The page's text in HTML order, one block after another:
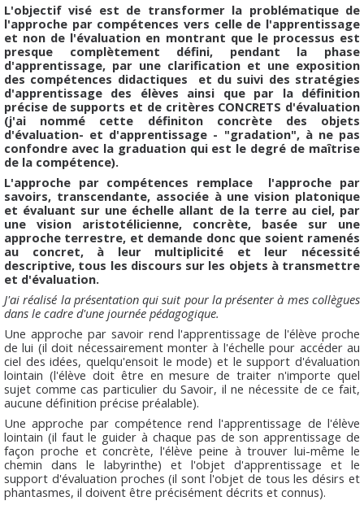
L'objectif visé est de transformer la problématique de
l'approche par compétences vers celle de l'apprentissage
et non de l'évaluation en montrant que le processus est
presque complètement défini, pendant la phase
d'apprentissage, par une clarification et une exposition
des compétences didactiques et du suivi des stratégies
d'apprentissage des élèves ainsi que par la définition
précise de supports et de critères CONCRETS d'évaluation
(j'ai nommé cette définiton concrète des objets
d'évaluation- et d'apprentissage - "gradation", à ne pas
confondre avec la graduation qui est le degré de maîtrise
de la compétence).
L'approche par compétences remplace l'approche par
savoirs, transcendante, associée à une vision platonique
et évaluant sur une échelle allant de la terre au ciel, par
une vision aristotélicienne, concrète, basée sur une
approche terrestre, et demande donc que soient ramenés
au concret, à leur multiplicité et leur nécessité
descriptive, tous les discours sur les objets à transmettre
et d'évaluation.
J'ai réalisé la présentation qui suit pour la présenter à mes collègues
dans le cadre d'une journée pédagogique.
Une approche par savoir rend l'apprentissage de l'élève proche
de lui (il doit nécessairement monter à l'échelle pour accéder au
ciel des idées, quelqu'ensoit le mode) et le support d'évaluation
lointain (l'élève doit être en mesure de traiter n'importe quel
sujet comme cas particulier du Savoir, il ne nécessite de ce fait,
aucune définition précise préalable).
Une approche par compétence rend l'apprentissage de l'élève
lointain (il faut le guider à chaque pas de son apprentissage de
façon proche et concrète, l'élève peine à trouver lui-même le
chemin dans le labyrinthe) et l'objet d'apprentissage et le
support d'évaluation proches (il sont l'objet de tous les désirs et
phantasmes, il doivent être précisément décrits et connus).